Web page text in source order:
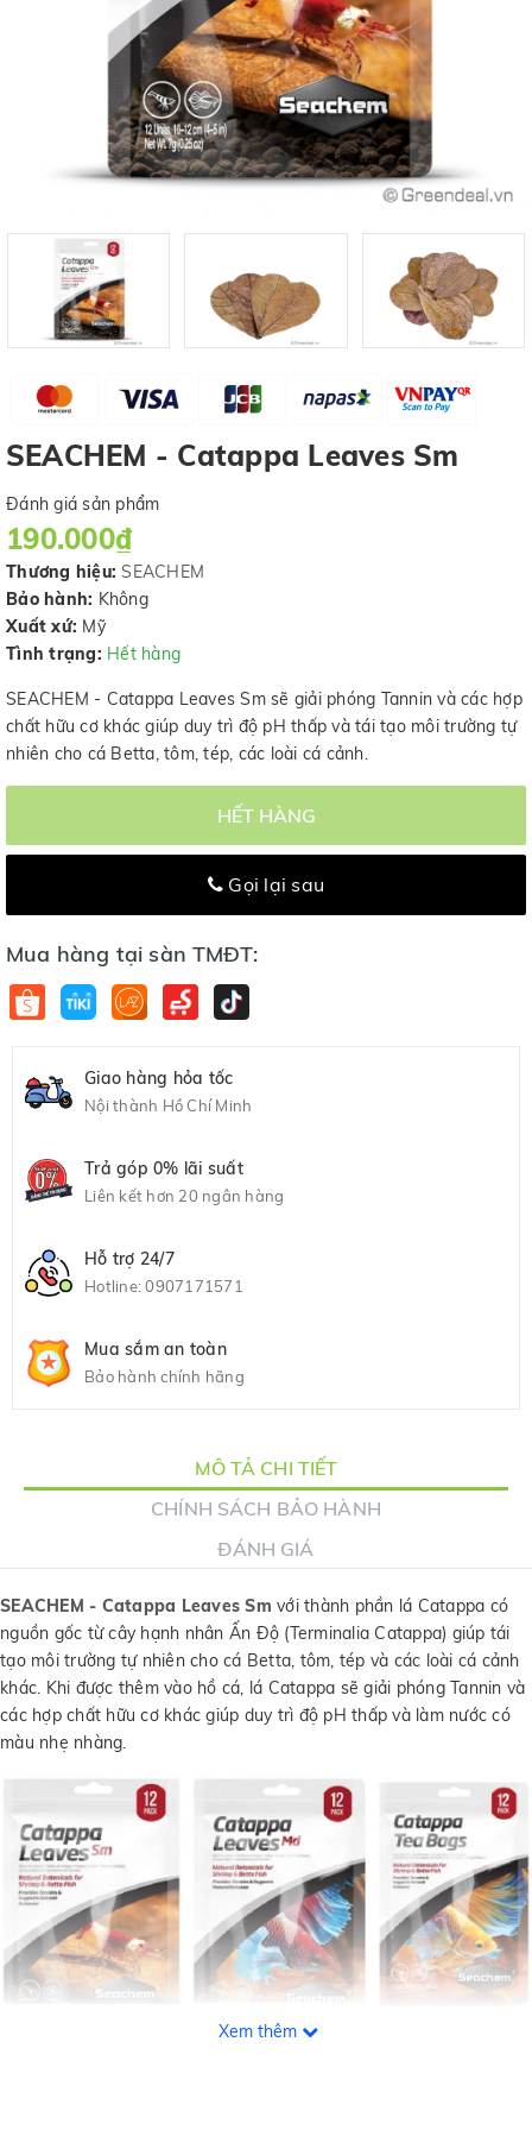
SEACHEM - Catappa Leaves Sm
Đánh giá sản phẩm
190.000₫
Thương hiệu: SEACHEM
Bảo hành: Không
Xuất xứ: Mỹ
Tình trạng: Hết hàng
SEACHEM - Catappa Leaves Sm sẽ giải phóng Tannin và các hợp
chất hữu cơ khác giúp duy trì độ pH thấp và tái tạo môi trường tự
nhiên cho cá Betta, tôm, tép, các loài cá cảnh.
HẾT HÀNG
Gọi lại sau
Mua hàng tại sàn TMĐT:
Giao hàng hỏa tốc
Nội thành Hồ Chí Minh
Trả góp 0% lãi suất
Liên kết hơn 20 ngân hàng
Hỗ trợ 24/7
Hotline:0907171571
Mua sắm an toàn
Bảo hành chính hãng
MÔ TẢ CHI TIẾT
CHÍNH SÁCH BẢO HÀNH
ĐÁNH GIÁ
SEACHEM - Catappa Leaves Sm với thành phần lá Catappa có
nguồn gốc từ cây hạnh nhân Ấn Độ (Terminalia Catappa) giúp tái
tạo môi trường tự nhiên cho cá Betta, tôm, tép và các loài cá cảnh
khác. Khi được thêm vào hồ cá, lá Catappa sẽ giải phóng Tannin và
các hợp chất hữu cơ khác giúp duy trì độ pH thấp và làm nước có
màu nhẹ nhàng.
Những điều kiện này mô phỏng môi trường tự nhiên với nước có tính
Xem thêm